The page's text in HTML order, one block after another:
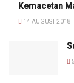
Kemacetan
14 AUGUST 2018